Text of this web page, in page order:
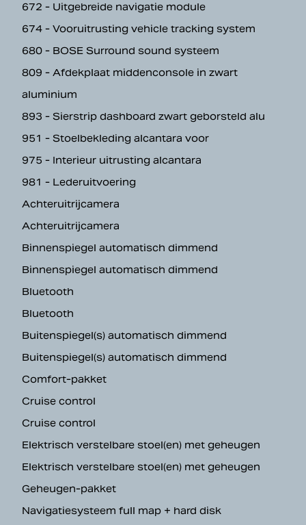
672 - Uitgebreide navigatie module
674 - Vooruitrusting vehicle tracking system
680 - BOSE Surround sound systeem
809 - Afdekplaat middenconsole in zwart
aluminium
893 - Sierstrip dashboard zwart geborsteld alu
951 - Stoelbekleding alcantara voor
975 - Interieur uitrusting alcantara
981 - Lederuitvoering
Achteruitrijcamera
Achteruitrijcamera
Binnenspiegel automatisch dimmend
Binnenspiegel automatisch dimmend
Bluetooth
Bluetooth
Buitenspiegel(s) automatisch dimmend
Buitenspiegel(s) automatisch dimmend
Comfort-pakket
Cruise control
Cruise control
Elektrisch verstelbare stoel(en) met geheugen
Elektrisch verstelbare stoel(en) met geheugen
Geheugen-pakket
Navigatiesysteem full map + hard disk